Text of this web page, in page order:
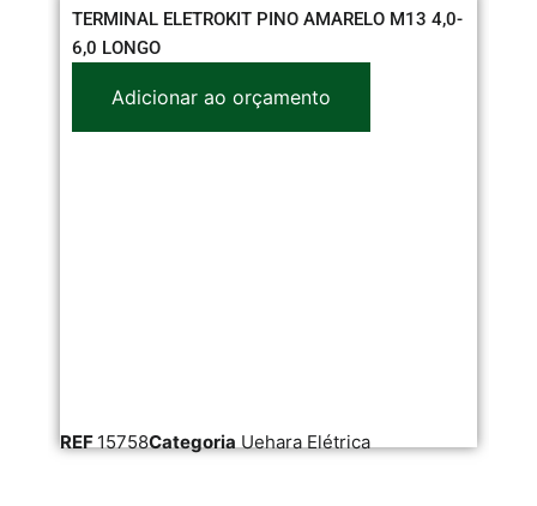
TERMINAL ELETROKIT PINO AMARELO M13 4,0-
6,0 LONGO
Adicionar ao orçamento
REF15758Categoria Uehara Elétrica